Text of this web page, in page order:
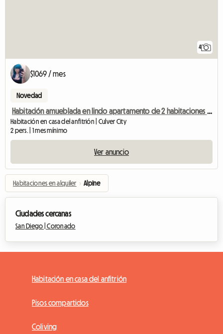
4
$1069 / mes
Novedad
Habitación amueblada en lindo apartamento de 2 habitaciones y 1 baño.
Habitación en casa del anfitrión | Culver City
2 pers. | 1 mes mínimo
Ver anuncio
Habitaciones en alquiler › Alpine
Ciudades cercanas
San Diego |Coronado
Habitación en casa del anfitrión
Pisos compartidos
Coliving